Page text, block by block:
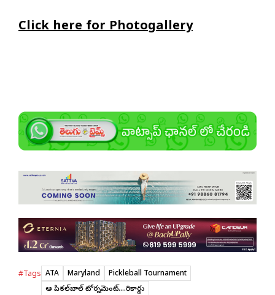
Click here for Photogallery
#Tags ATA Maryland
Pickleball Tournament
ఆటా పికల్‌బాల్ టోర్నమెంట్....రికార్డు